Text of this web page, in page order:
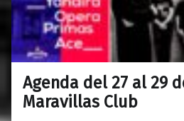
Agenda del 27 al 29
Maravillas Club
24/02/2020
0
Maravillas